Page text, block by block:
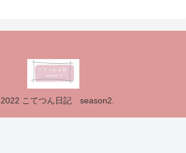
こてつん日記 season2.